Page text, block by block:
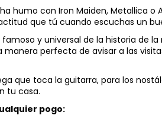
humo con Iron Maiden, Metallica
que tú cuando escuchas un
y universal de la historia de
manera perfecta de avisar a las
que toca la guitarra, para los
tu casa.
pogo: